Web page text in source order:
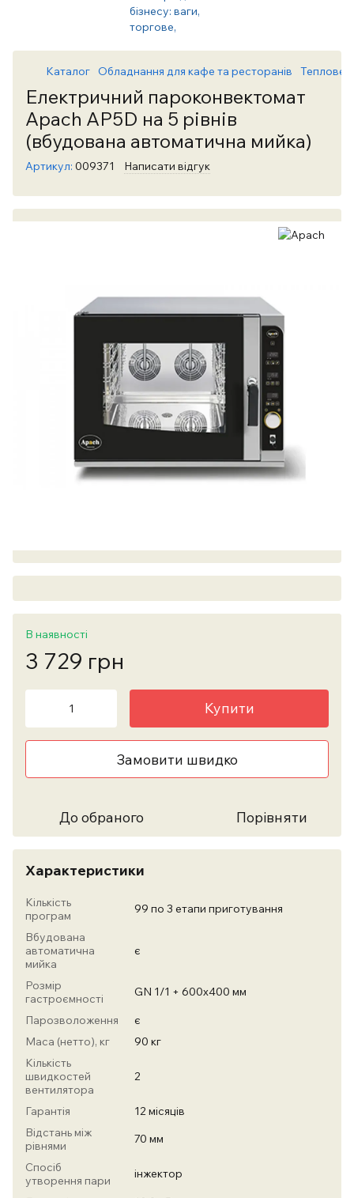
Каталог Обладнання для кафе та ресторанів Теплове
Електричний пароконвектомат
Apach AP5D на 5 рівнів
(вбудована автоматична мийка)
Артикул: 009371 Написати відгук
В наявності
3 729 грн
Купити
Замовити швидко
До обраного Порівняти
Характеристики
Кількість
програм
99 по 3 етапи приготування
Вбудована
автоматична
мийка
є
Розмір
гастроємності
GN 1/1 + 600х400 мм
Парозволоження
є
Маса (нетто), кг
90 кг
Кількість
швидкостей
вентилятора
2
Гарантія
12 місяців
Відстань між
рівнями
70 мм
Спосіб
утворення пари
інжектор